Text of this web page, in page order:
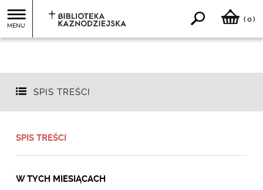
MENU
( 0)
SPIS TREŚCI
SPIS TREŚCI
W TYCH MIESIĄCACH